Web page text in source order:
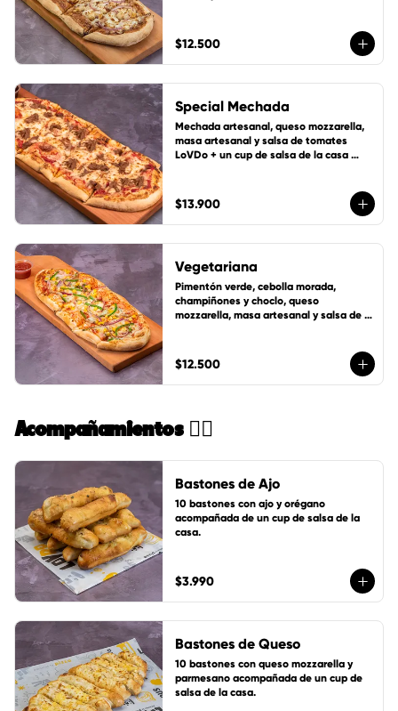
$12.500
Special Mechada
Mechada artesanal, queso mozzarella,
masa artesanal y salsa de tomates
LoVDo + un cup de salsa de la casa
$13.900
Vegetariana
Pimentón verde, cebolla morada,
champiñones y choclo, queso
mozzarella, masa artesanal y salsa de
$12.500
Acompañamientos 🏄🏻
Bastones de Ajo
10 bastones con ajo y orégano
acompañada de un cup de salsa de la
casa.
$3.990
Bastones de Queso
10 bastones con queso mozzarella y
parmesano acompañada de un cup de
salsa de la casa.